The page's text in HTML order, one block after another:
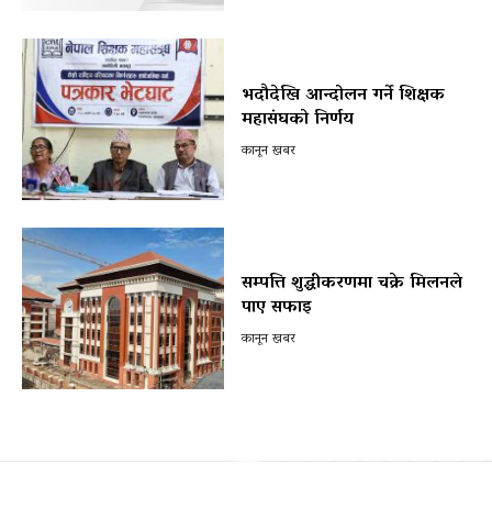
भदौदेखि आन्दोलन गर्ने शिक्षक
महासंघको निर्णय
कानून खबर
सम्पत्ति शुद्धीकरणमा चक्रे मिलनले
पाए सफाइ
कानून खबर